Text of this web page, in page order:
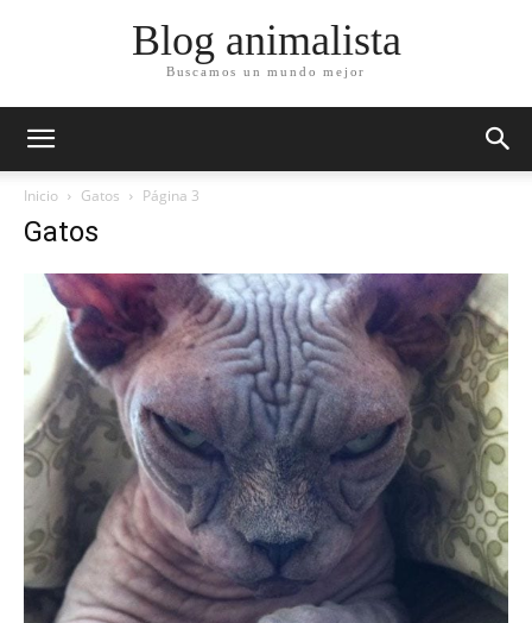
Blog animalista
Buscamos un mundo mejor
Inicio Gatos Página 3
Gatos